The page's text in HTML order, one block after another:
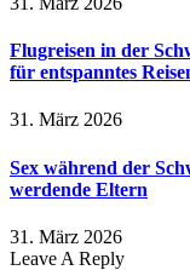
Flugreisen in der
für entspanntes
31. März 2026
Sex während der
werdende Eltern
31. März 2026
Leave A Reply